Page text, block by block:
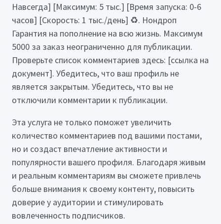
Навсегда] [Максимум: 5 тыс.] [Время запуска: 0-6
часов] [Скорость: 1 тыс./день] ♻️. Нондроп
Гарантия на пополнение на всю жизнь. Максимум
5000 за заказ неограниченно для публикации.
Проверьте список комментариев здесь: [ссылка на
документ]. Убедитесь, что ваш профиль не
является закрытым. Убедитесь, что вы не
отключили комментарии к публикации.
Эта услуга не только поможет увеличить
количество комментариев под вашими постами,
но и создаст впечатление активности и
популярности вашего профиля. Благодаря живым
и реальным комментариям вы сможете привлечь
больше внимания к своему контенту, повысить
доверие у аудитории и стимулировать
вовлеченность подписчиков.